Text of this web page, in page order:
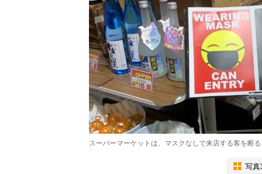
スーパーマーケットは、マスクなしで来店する客を断
写真